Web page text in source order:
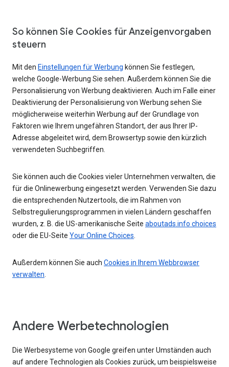
So können Sie Cookies für Anzeigenvorgaben
steuern
Mit den Einstellungen für Werbung können Sie festlegen,
welche Google-Werbung Sie sehen. Außerdem können Sie die
Personalisierung von Werbung deaktivieren. Auch im Falle einer
Deaktivierung der Personalisierung von Werbung sehen Sie
möglicherweise weiterhin Werbung auf der Grundlage von
Faktoren wie Ihrem ungefähren Standort, der aus Ihrer IP-
Adresse abgeleitet wird, dem Browsertyp sowie den kürzlich
verwendeten Suchbegriffen.
Sie können auch die Cookies vieler Unternehmen verwalten, die
für die Onlinewerbung eingesetzt werden. Verwenden Sie dazu
die entsprechenden Nutzertools, die im Rahmen von
Selbstregulierungsprogrammen in vielen Ländern geschaffen
wurden, z. B. die US-amerikanische Seite aboutads.info choices
oder die EU-Seite Your Online Choices.
Außerdem können Sie auch Cookies in Ihrem Webbrowser
verwalten.
Andere Werbetechnologien
Die Werbesysteme von Google greifen unter Umständen auch
auf andere Technologien als Cookies zurück, um beispielsweise